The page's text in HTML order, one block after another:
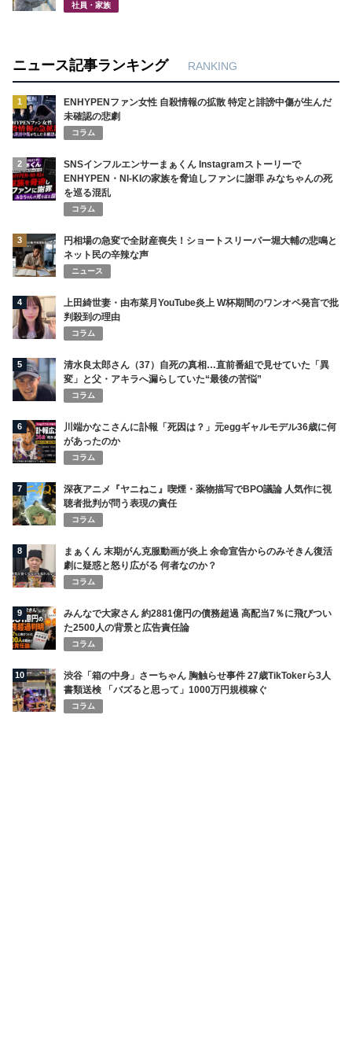
社員・家族
ニュース記事ランキング RANKING
1
ENHYPENファン女性 自殺情報の拡散 特定と誹謗中傷が生んだ
未確認の悲劇
コラム
2
SNSインフルエンサーまぁくん Instagramストーリーで
ENHYPEN・NI-KIの家族を脅迫しファンに謝罪 みなちゃんの死
を巡る混乱
コラム
3
円相場の急変で全財産喪失！ショートスリーパー堀大輔の悲鳴と
ネット民の辛辣な声
ニュース
4
上田綺世妻・由布菜月YouTube炎上 W杯期間のワンオペ発言で批
判殺到の理由
コラム
5
清水良太郎さん（37）自死の真相…直前番組で見せていた「異
変」と父・アキラへ漏らしていた“最後の苦悩”
コラム
6
川端かなこさんに訃報「死因は？」元eggギャルモデル36歳に何
があったのか
コラム
7
深夜アニメ『ヤニねこ』喫煙・薬物描写でBPO議論 人気作に視
聴者批判が問う表現の責任
コラム
8
まぁくん 末期がん克服動画が炎上 余命宣告からのみそきん復活
劇に疑惑と怒り広がる 何者なのか？
コラム
9
みんなで大家さん 約2881億円の債務超過 高配当7％に飛びつい
た2500人の背景と広告責任論
コラム
10
渋谷「箱の中身」さーちゃん 胸触らせ事件 27歳TikTokerら3人
書類送検 「バズると思って」1000万円規模稼ぐ
コラム